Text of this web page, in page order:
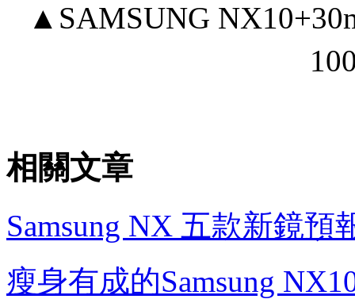
▲SAMSUNG
相關文章
Samsung NX 五款新鏡
瘦身有成的Samsung